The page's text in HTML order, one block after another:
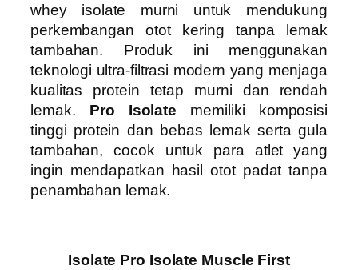
whey isolate murni untuk mendukung
perkembangan otot kering tanpa lemak
tambahan. Produk ini menggunakan
teknologi ultra-filtrasi modern yang menjaga
kualitas protein tetap murni dan rendah
lemak. Pro Isolate memiliki komposisi
tinggi protein dan bebas lemak serta gula
tambahan, cocok untuk para atlet yang
ingin mendapatkan hasil otot padat tanpa
penambahan lemak.
Isolate Pro Isolate Muscle First